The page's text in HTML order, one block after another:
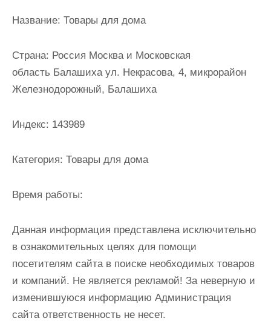
Название: Товары для дома
Страна: Россия Москва и Московская
область Балашиха ул. Некрасова, 4, микрорайон
Железнодорожный, Балашиха
Индекс: 143989
Категория: Товары для дома
Время работы:
Данная информация представлена исключительно
в ознакомительных целях для помощи
посетителям сайта в поиске необходимых товаров
и компаний. Не является рекламой! За неверную и
изменившуюся информацию Администрация
сайта ответственность не несет.